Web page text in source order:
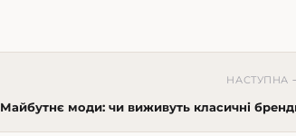
НАСТУПНА
Майбутнє моди: чи виживуть класичні